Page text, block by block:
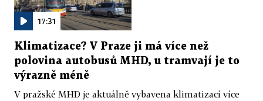
17:31
Klimatizace? V Praze ji má více než
polovina autobusů MHD, u tramvají je to
výrazně méně
V pražské MHD je aktuálně vybavena klimatizací více